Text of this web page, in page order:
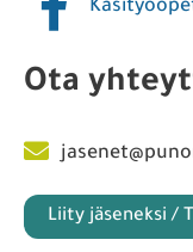
Ota
Liity jäseneksi /